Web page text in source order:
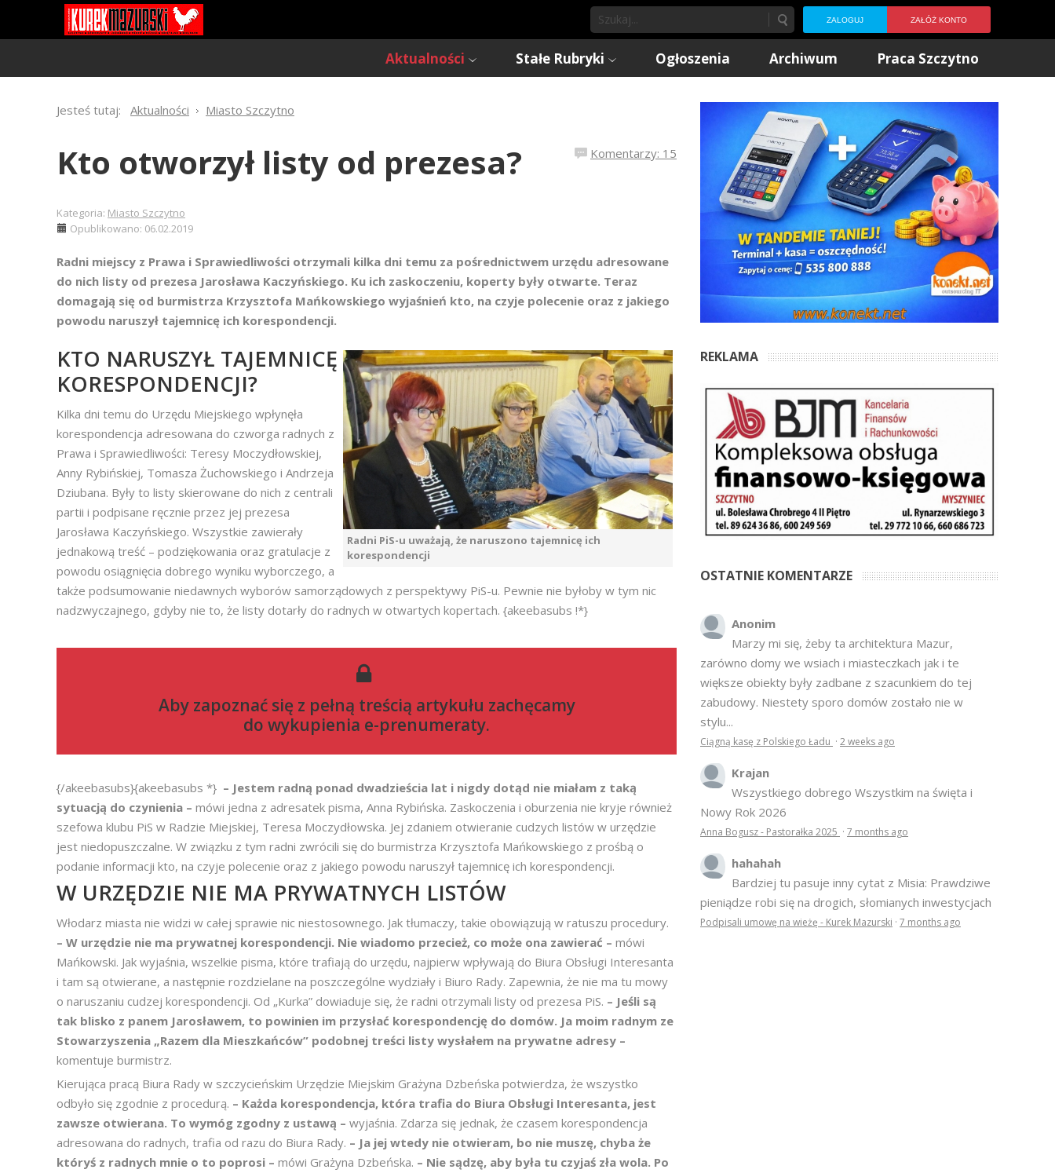
ZALOGUJ ZAŁÓŻ KONTO
Aktualności Stałe Rubryki Ogłoszenia Archiwum Praca Szczytno
Jesteś tutaj: Aktualności Miasto Szczytno
Komentarzy: 15
Kto otworzył listy od prezesa?
Kategoria: Miasto Szczytno
Opublikowano: 06.02.2019
Radni miejscy z Prawa i Sprawiedliwości otrzymali kilka dni temu za pośrednictwem urzędu adresowane
do nich listy od prezesa Jarosława Kaczyńskiego. Ku ich zaskoczeniu, koperty były otwarte. Teraz
domagają się od burmistrza Krzysztofa Mańkowskiego wyjaśnień kto, na czyje polecenie oraz z jakiego
powodu naruszył tajemnicę ich korespondencji.
Radni PiS-u uważają, że naruszono tajemnicę ich
korespondencji
KTO NARUSZYŁ TAJEMNICĘ
KORESPONDENCJI?
Kilka dni temu do Urzędu Miejskiego wpłynęła
korespondencja adresowana do czworga radnych z
Prawa i Sprawiedliwości: Teresy Moczydłowskiej,
Anny Rybińskiej, Tomasza Żuchowskiego i Andrzeja
Dziubana. Były to listy skierowane do nich z centrali
partii i podpisane ręcznie przez jej prezesa
Jarosława Kaczyńskiego. Wszystkie zawierały
jednakową treść – podziękowania oraz gratulacje z
powodu osiągnięcia dobrego wyniku wyborczego, a
także podsumowanie niedawnych wyborów samorządowych z perspektywy PiS-u. Pewnie nie byłoby w tym nic
nadzwyczajnego, gdyby nie to, że listy dotarły do radnych w otwartych kopertach. {akeebasubs !*}
Aby zapoznać się z pełną treścią artykułu zachęcamy
do wykupienia e-prenumeraty.
{/akeebasubs}{akeebasubs *} – Jestem radną ponad dwadzieścia lat i nigdy dotąd nie miałam z taką
sytuacją do czynienia – mówi jedna z adresatek pisma, Anna Rybińska. Zaskoczenia i oburzenia nie kryje również
szefowa klubu PiS w Radzie Miejskiej, Teresa Moczydłowska. Jej zdaniem otwieranie cudzych listów w urzędzie
jest niedopuszczalne. W związku z tym radni zwrócili się do burmistrza Krzysztofa Mańkowskiego z prośbą o
podanie informacji kto, na czyje polecenie oraz z jakiego powodu naruszył tajemnicę ich korespondencji.
W URZĘDZIE NIE MA PRYWATNYCH LISTÓW
Włodarz miasta nie widzi w całej sprawie nic niestosownego. Jak tłumaczy, takie obowiązują w ratuszu procedury.
– W urzędzie nie ma prywatnej korespondencji. Nie wiadomo przecież, co może ona zawierać – mówi
Mańkowski. Jak wyjaśnia, wszelkie pisma, które trafiają do urzędu, najpierw wpływają do Biura Obsługi Interesanta
i tam są otwierane, a następnie rozdzielane na poszczególne wydziały i Biuro Rady. Zapewnia, że nie ma tu mowy
o naruszaniu cudzej korespondencji. Od „Kurka” dowiaduje się, że radni otrzymali listy od prezesa PiS. – Jeśli są
tak blisko z panem Jarosławem, to powinien im przysłać korespondencję do domów. Ja moim radnym ze
Stowarzyszenia „Razem dla Mieszkańców” podobnej treści listy wysłałem na prywatne adresy –
komentuje burmistrz.
Kierująca pracą Biura Rady w szczycieńskim Urzędzie Miejskim Grażyna Dzbeńska potwierdza, że wszystko
odbyło się zgodnie z procedurą. – Każda korespondencja, która trafia do Biura Obsługi Interesanta, jest
zawsze otwierana. To wymóg zgodny z ustawą – wyjaśnia. Zdarza się jednak, że czasem korespondencja
adresowana do radnych, trafia od razu do Biura Rady. – Ja jej wtedy nie otwieram, bo nie muszę, chyba że
któryś z radnych mnie o to poprosi – mówi Grażyna Dzbeńska. – Nie sądzę, aby była tu czyjaś zła wola. Po
REKLAMA
OSTATNIE KOMENTARZE
Anonim
Marzy mi się, żeby ta architektura Mazur,
zarówno domy we wsiach i miasteczkach jak i te
większe obiekty były zadbane z szacunkiem do tej
zabudowy. Niestety sporo domów zostało nie w
stylu...
Ciągną kasę z Polskiego Ładu · 2 weeks ago
Krajan
Wszystkiego dobrego Wszystkim na święta i
Nowy Rok 2026
Anna Bogusz - Pastorałka 2025 · 7 months ago
hahahah
Bardziej tu pasuje inny cytat z Misia: Prawdziwe
pieniądze robi się na drogich, słomianych inwestycjach
Podpisali umowę na wieżę - Kurek Mazurski · 7 months ago